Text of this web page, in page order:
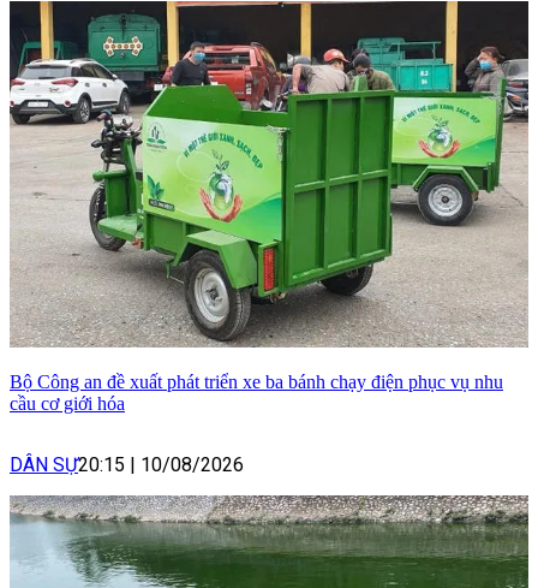
Bộ Công an đề xuất phát triển xe ba bánh chạy điện phục vụ nhu
cầu cơ giới hóa
DÂN SỰ20:15 10/08/2026